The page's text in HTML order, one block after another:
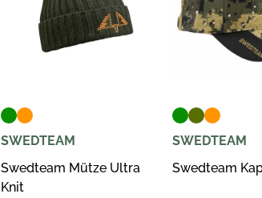
SWEDTEAM
Swedteam Mütze Ultra
Knit
SWEDTEAM
Swedteam